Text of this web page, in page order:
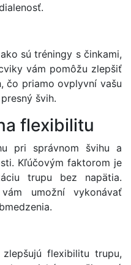
sú tréningy s činkami,
vám pomôžu zlepšiť
čo priamo ovplyvní vašu
švih.
flexibilitu
pri správnom švihu a
Kľúčovým faktorom je
trupu bez napätia.
umožní vykonávať
flexibilitu trupu,